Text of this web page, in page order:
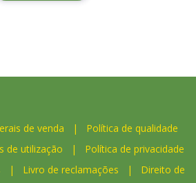
de venda | Política de qualidade
de utilização | Política de privacidade
| Livro de reclamações | Direito de